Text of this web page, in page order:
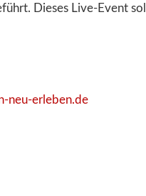
Dieses Live-Event
neu-erleben.de